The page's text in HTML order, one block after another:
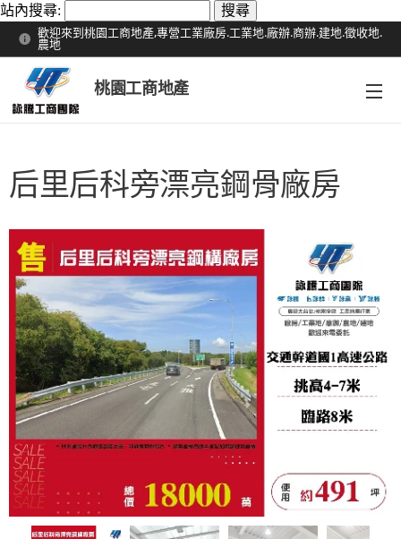
站內搜尋:
歡迎來到桃園工商地產,專營工業廠房.工業地.廠辦.商辦.建地.徵收地.
農地
桃園工商地產
后里后科旁漂亮鋼骨廠房